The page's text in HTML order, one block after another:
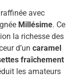
avec
Millésime. Ce
la richesse des
d’un caramel
fraîchement
les amateurs